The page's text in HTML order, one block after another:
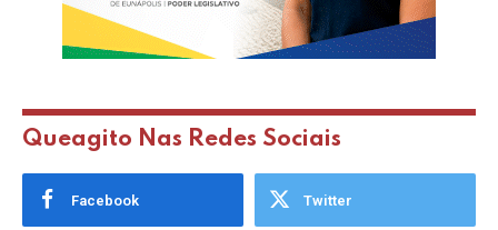
Queagito Nas Redes Sociais
Facebook Twitter